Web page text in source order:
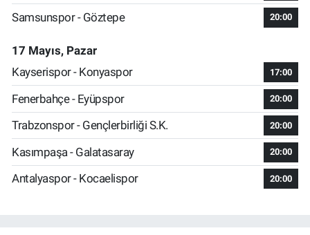
Samsunspor - Göztepe 20:00
17 Mayıs, Pazar
Kayserispor - Konyaspor
17:00
Fenerbahçe - Eyüpspor 20:00
Trabzonspor - Gençlerbirliği S.K. 20:00
Kasımpaşa - Galatasaray 20:00
Antalyaspor - Kocaelispor 20:00